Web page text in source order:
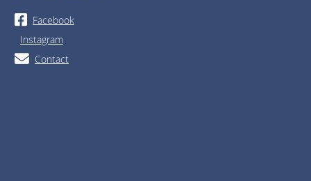
Facebook
Instagram
Contact